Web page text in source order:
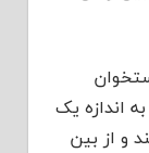
اندازه یک
و از بین